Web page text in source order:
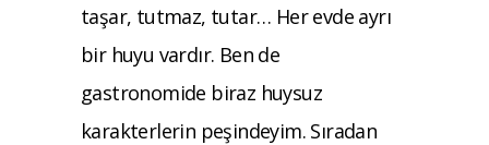
taşar, tutmaz, tutar… Her evde ayrı
bir huyu vardır. Ben de
gastronomide biraz huysuz
karakterlerin peşindeyim. Sıradan